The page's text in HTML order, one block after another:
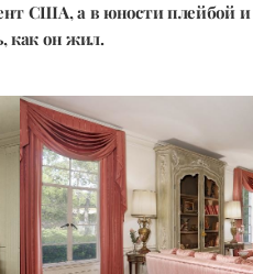
США, а в юности плейбой и
как он жил.